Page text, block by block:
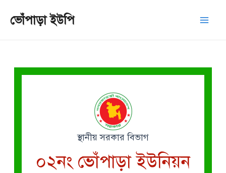
ভোঁপাড়া ইউপি
স্থানীয় সরকার বিভাগ
০২নং ভোঁপাড়া ইউনিয়ন